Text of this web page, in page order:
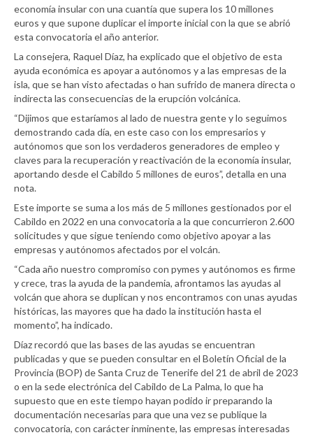
economía insular con una cuantía que supera los 10 millones
euros y que supone duplicar el importe inicial con la que se abrió
esta convocatoria el año anterior.
La consejera, Raquel Díaz, ha explicado que el objetivo de esta
ayuda económica es apoyar a autónomos y a las empresas de la
isla, que se han visto afectadas o han sufrido de manera directa o
indirecta las consecuencias de la erupción volcánica.
“Dijimos que estaríamos al lado de nuestra gente y lo seguimos
demostrando cada día, en este caso con los empresarios y
autónomos que son los verdaderos generadores de empleo y
claves para la recuperación y reactivación de la economía insular,
aportando desde el Cabildo 5 millones de euros”, detalla en una
nota.
Este importe se suma a los más de 5 millones gestionados por el
Cabildo en 2022 en una convocatoria a la que concurrieron 2.600
solicitudes y que sigue teniendo como objetivo apoyar a las
empresas y autónomos afectados por el volcán.
“Cada año nuestro compromiso con pymes y autónomos es firme
y crece, tras la ayuda de la pandemia, afrontamos las ayudas al
volcán que ahora se duplican y nos encontramos con unas ayudas
históricas, las mayores que ha dado la institución hasta el
momento”, ha indicado.
Díaz recordó que las bases de las ayudas se encuentran
publicadas y que se pueden consultar en el Boletín Oficial de la
Provincia (BOP) de Santa Cruz de Tenerife del 21 de abril de 2023
o en la sede electrónica del Cabildo de La Palma, lo que ha
supuesto que en este tiempo hayan podido ir preparando la
documentación necesarias para que una vez se publique la
convocatoria, con carácter inminente, las empresas interesadas